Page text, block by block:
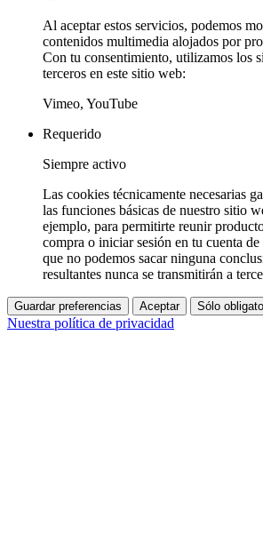
Al aceptar estos servicios, podemos
contenidos multimedia alojados por
Con tu consentimiento, utilizamos los
terceros en este sitio web:
Vimeo, YouTube
Requerido
Siempre activo
Las cookies técnicamente necesarias
las funciones básicas de nuestro sitio
ejemplo, para permitirte reunir
compra o iniciar sesión en tu cuenta
que no podemos sacar ninguna
resultantes nunca se transmitirán a
Guardar preferencias Aceptar Sólo
Nuestra política de privacidad